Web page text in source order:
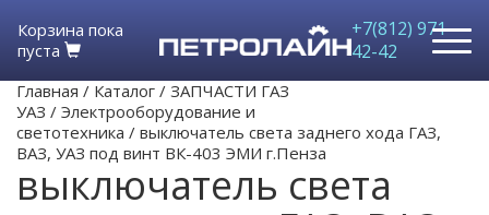
Корзина пока
пуста
+7(812) 971-
42-42
Главная / Каталог / ЗАПЧАСТИ ГАЗ
УАЗ / Электрооборудование и
светотехника / выключатель света заднего хода ГАЗ,
ВАЗ, УАЗ под винт ВК-403 ЭМИ г.Пенза
выключатель света